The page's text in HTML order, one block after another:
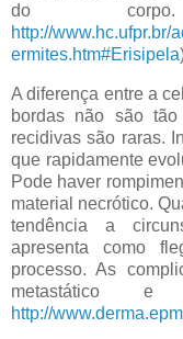
do
http://www.hc.ufpr.br/
ermites.htm#Erisipela
A diferença entre a
bordas não são
recidivas são raras.
que rapidamente
Pode haver
material necrótico.
tendência a
apresenta como
processo. As
metastático e
http://